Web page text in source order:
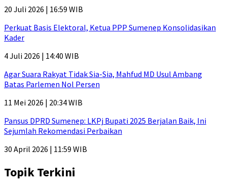
20 Juli 2026 | 16:59 WIB
Perkuat Basis Elektoral, Ketua PPP Sumenep Konsolidasikan
Kader
4 Juli 2026 | 14:40 WIB
Agar Suara Rakyat Tidak Sia-Sia, Mahfud MD Usul Ambang
Batas Parlemen Nol Persen
11 Mei 2026 | 20:34 WIB
Pansus DPRD Sumenep: LKPj Bupati 2025 Berjalan Baik, Ini
Sejumlah Rekomendasi Perbaikan
30 April 2026 | 11:59 WIB
Topik Terkini